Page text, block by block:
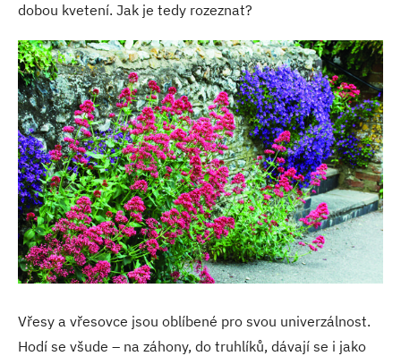
dobou kvetení. Jak je tedy rozeznat?
Vřesy a vřesovce jsou oblíbené pro svou univerzálnost.
Hodí se všude – na záhony, do truhlíků, dávají se i jako